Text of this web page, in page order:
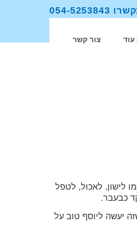
5253843​
צור קשר
לישון, לאכול, לטפל
כבעבר.
יעשה ליוסף טוב על